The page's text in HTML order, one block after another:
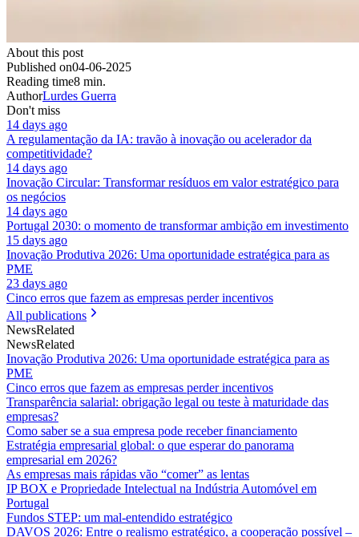
About this post
Published on04-06-2025
Reading time8 min.
AuthorLurdes Guerra
Don't miss
14 days ago
A regulamentação da IA: travão à inovação ou acelerador da
competitividade?
14 days ago
Inovação Circular: Transformar resíduos em valor estratégico para
os negócios
14 days ago
Portugal 2030: o momento de transformar ambição em investimento
15 days ago
Inovação Produtiva 2026: Uma oportunidade estratégica para as
PME
23 days ago
Cinco erros que fazem as empresas perder incentivos
All publications
NewsRelated
NewsRelated
Inovação Produtiva 2026: Uma oportunidade estratégica para as
PME
Cinco erros que fazem as empresas perder incentivos
Transparência salarial: obrigação legal ou teste à maturidade das
empresas?
Como saber se a sua empresa pode receber financiamento
Estratégia empresarial global: o que esperar do panorama
empresarial em 2026?
As empresas mais rápidas vão “comer” as lentas
IP BOX e Propriedade Intelectual na Indústria Automóvel em
Portugal
Fundos STEP: um mal-entendido estratégico
DAVOS 2026: Entre o realismo estratégico, a cooperação possível –